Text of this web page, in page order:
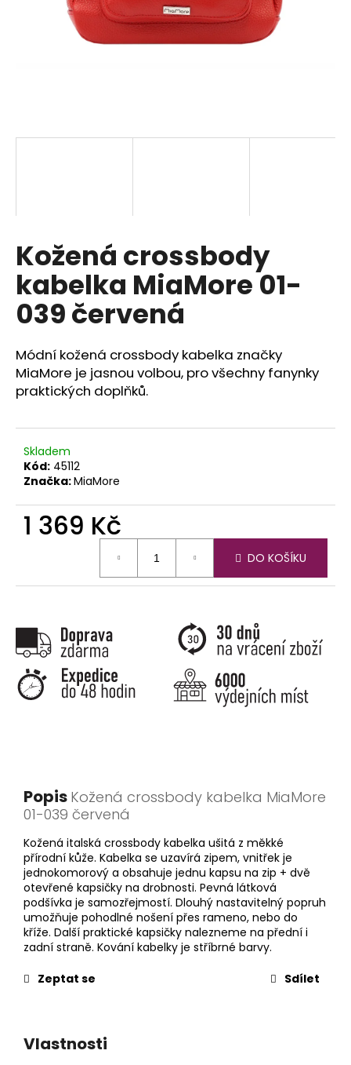
Kožená crossbody
kabelka MiaMore 01-
039 červená
Módní kožená crossbody kabelka značky
MiaMore je jasnou volbou, pro všechny fanynky
praktických doplňků.
Skladem
Kód: 45112
Značka:MiaMore
1 369 Kč
DO KOŠÍKU
Popis Kožená crossbody kabelka MiaMore
01-039 červená
Kožená italská crossbody kabelka ušitá z měkké
přírodní kůže. Kabelka se uzavírá zipem, vnitřek je
jednokomorový a obsahuje jednu kapsu na zip + dvě
otevřené kapsičky na drobnosti. Pevná látková
podšívka je samozřejmostí. Dlouhý nastavitelný popruh
umožňuje pohodlné nošení přes rameno, nebo do
kříže. Další praktické kapsičky nalezneme na přední i
zadní straně. Kování kabelky je stříbrné barvy.
Zeptat se
Sdílet
Vlastnosti
D
o
p
o
r
č
u
j
e
m